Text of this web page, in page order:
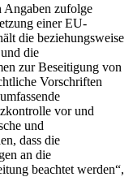
Angaben zufolge
einer EU-
die beziehungsweise
die
zur Beseitigung von
Vorschriften
vor und
und
dass die
an die
beachtet werden“,